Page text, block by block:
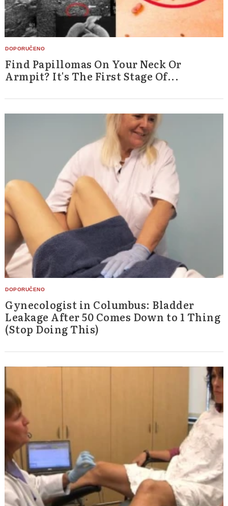
Find Papillomas On Your Neck Or
Armpit? It's The First Stage Of...
Gynecologist in Columbus: Bladder
Leakage After 50 Comes Down to 1 Thing
(Stop Doing This)